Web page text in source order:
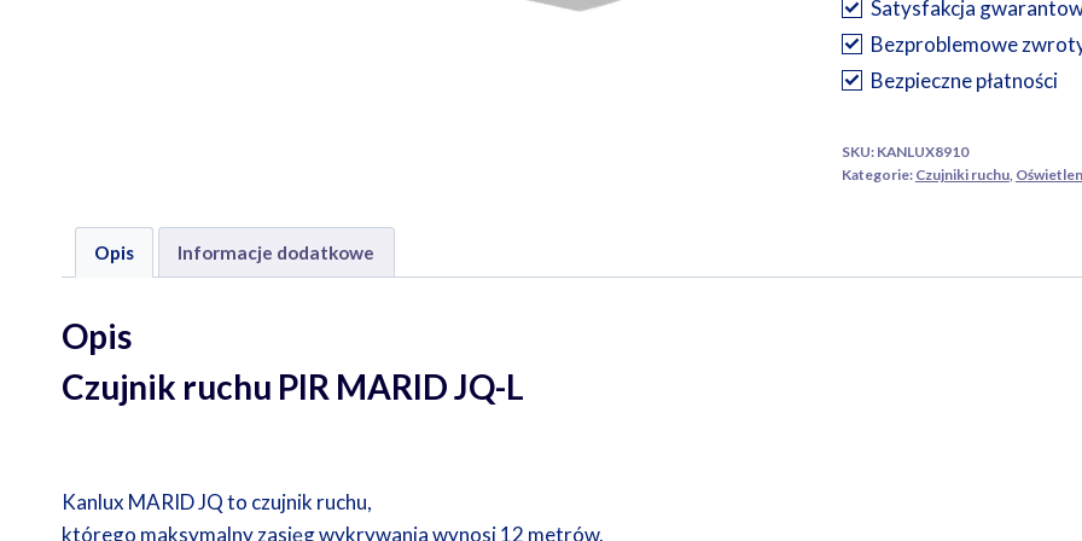
L
Satysfakcja
Bezproblemowe
Bezpieczne płatności
SKU: KANLUX8910
Kategorie: Czujniki ruchu,
Opis Informacje dodatkowe
Opis
Czujnik ruchu PIR MARID JQ-L
Kanlux MARID JQ to czujnik ruchu,
którego maksymalny zasięg wykrywania wynosi 12 metrów.